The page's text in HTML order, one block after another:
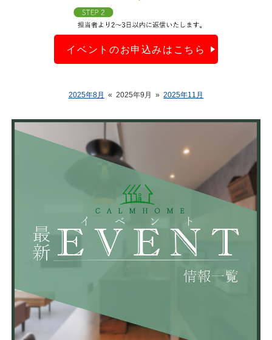
イベントのお申込みはこちら
2025年8月 « 2025年9月 » 2025年11月